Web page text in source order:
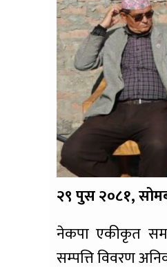
२९ पुस २०८१,
नेकपा एकीकृत
सम्पत्ति विवरण